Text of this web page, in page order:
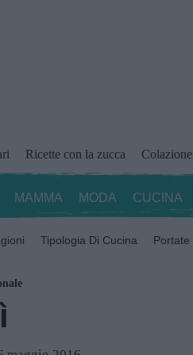
Ricette con la zucca Colazione
MAMMA MODA CUCINA
Tipologia Di Cucina Portate